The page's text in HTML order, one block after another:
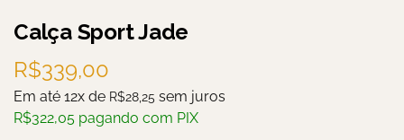
Calça Sport Jade
R$339,00
Em até 12x de R$28,25 sem juros
R$322,05 pagando com PIX